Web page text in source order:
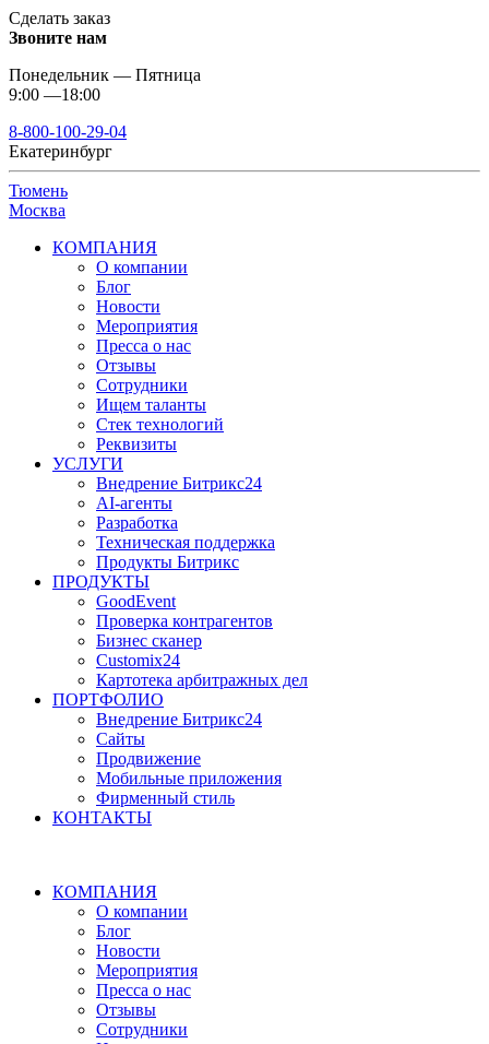
Сделать заказ
Звоните нам
Понедельник — Пятница
9:00 —18:00
8-800-100-29-04
Екатеринбург
Тюмень
Москва
КОМПАНИЯ
О компании
Блог
Новости
Мероприятия
Пресса о нас
Отзывы
Сотрудники
Ищем таланты
Стек технологий
Реквизиты
УСЛУГИ
Внедрение Битрикс24
AI-агенты
Разработка
Техническая поддержка
Продукты Битрикс
ПРОДУКТЫ
GoodEvent
Проверка контрагентов
Бизнес сканер
Customix24
Картотека арбитражных дел
ПОРТФОЛИО
Внедрение Битрикс24
Сайты
Продвижение
Мобильные приложения
Фирменный стиль
КОНТАКТЫ
КОМПАНИЯ
О компании
Блог
Новости
Мероприятия
Пресса о нас
Отзывы
Сотрудники